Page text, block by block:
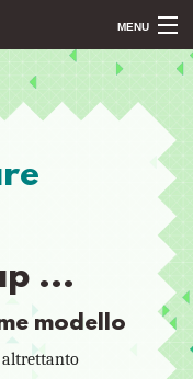
MENU
...
modello
altrettanto